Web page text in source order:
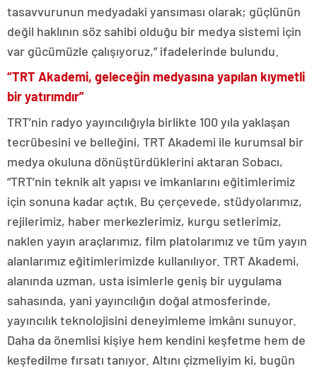
tasavvurunun medyadaki yansıması olarak; güçlünün
değil haklının söz sahibi olduğu bir medya sistemi için
var gücümüzle çalışıyoruz,” ifadelerinde bulundu.
“TRT Akademi, geleceğin medyasına yapılan kıymetli
bir yatırımdır”
TRT’nin radyo yayıncılığıyla birlikte 100 yıla yaklaşan
tecrübesini ve belleğini, TRT Akademi ile kurumsal bir
medya okuluna dönüştürdüklerini aktaran Sobacı,
“TRT’nin teknik alt yapısı ve imkanlarını eğitimlerimiz
için sonuna kadar açtık. Bu çerçevede, stüdyolarımız,
rejilerimiz, haber merkezlerimiz, kurgu setlerimiz,
naklen yayın araçlarımız, film platolarımız ve tüm yayın
alanlarımız eğitimlerimizde kullanılıyor. TRT Akademi,
alanında uzman, usta isimlerle geniş bir uygulama
sahasında, yani yayıncılığın doğal atmosferinde,
yayıncılık teknolojisini deneyimleme imkânı sunuyor.
Daha da önemlisi kişiye hem kendini keşfetme hem de
keşfedilme fırsatı tanıyor. Altını çizmeliyim ki, bugün